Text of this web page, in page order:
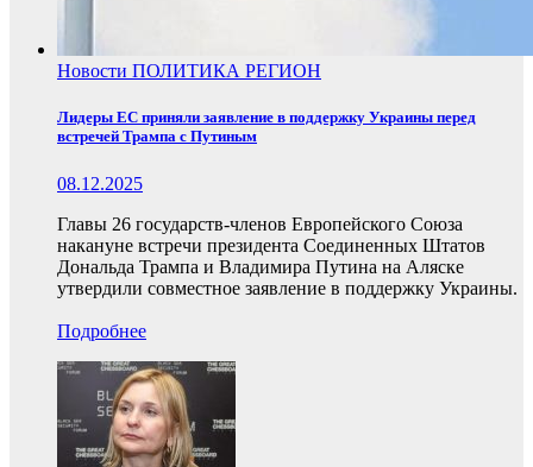
Новости ПОЛИТИКА РЕГИОН
Лидеры ЕС приняли заявление в поддержку Украины перед
встречей Трампа с Путиным
08.12.2025
Главы 26 государств-членов Европейского Союза
накануне встречи президента Соединенных Штатов
Дональда Трампа и Владимира Путина на Аляске
утвердили совместное заявление в поддержку Украины.
Подробнее